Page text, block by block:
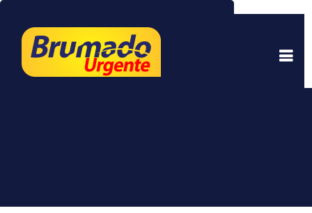
experiência. Ao continuar a navegar, você está
de acordo com isso.Saber mais.